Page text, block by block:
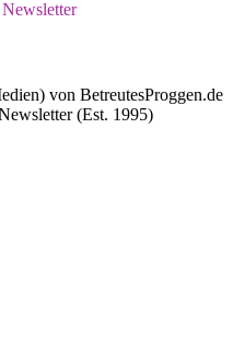
von BetreutesProggen.de
(Est. 1995)